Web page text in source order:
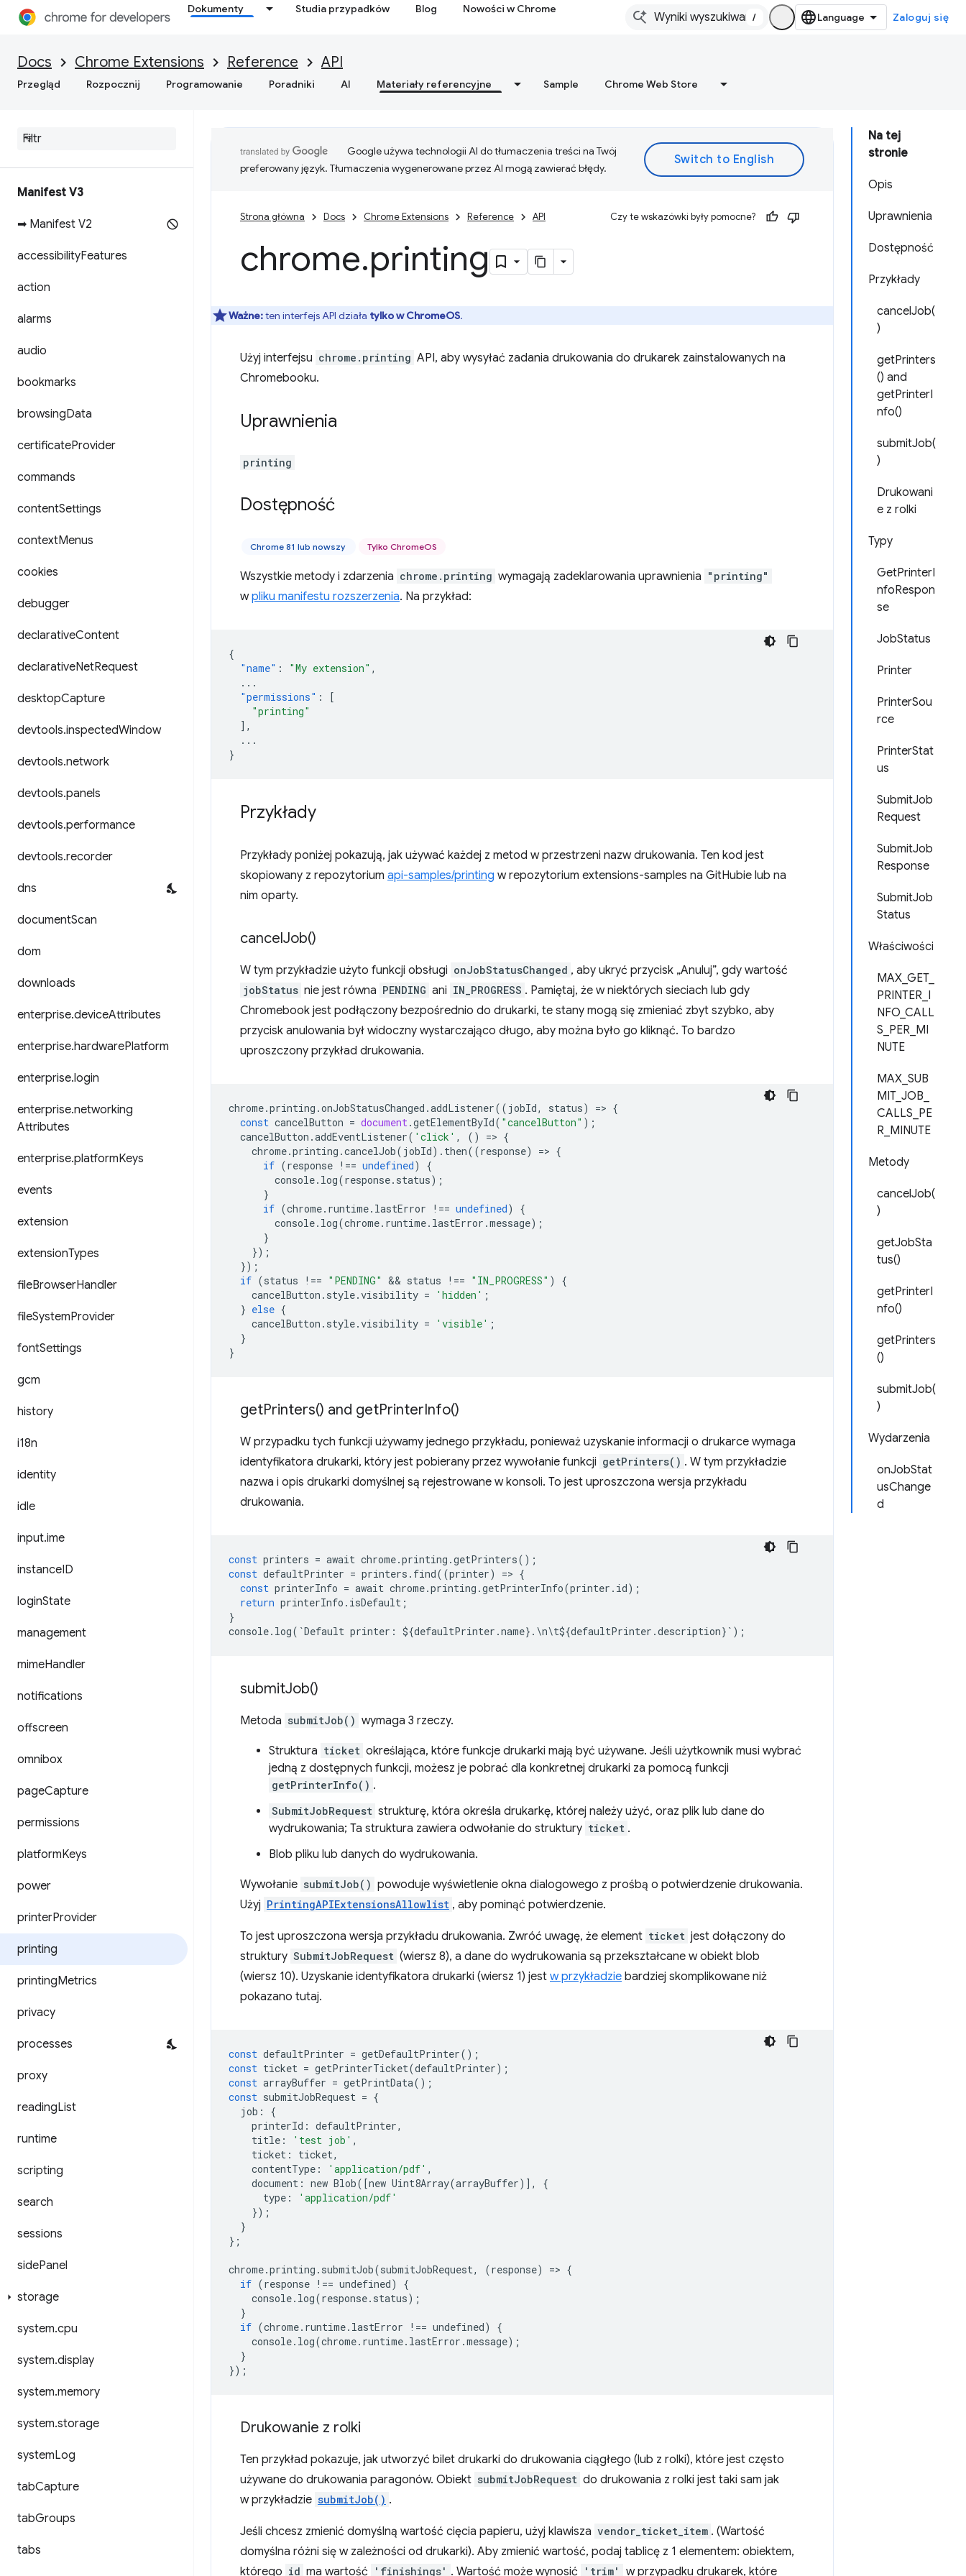
Dokumenty Studia przypadków Blog Nowości w Chrome
/ Zaloguj się
Docs Chrome Extensions Reference API
Przegląd Rozpocznij Programowanie Poradniki AI Materiały referencyjne Sample Chrome Web Store
Manifest V3
➡ Manifest V2
accessibilityFeatures
action
alarms
audio
bookmarks
browsingData
certificateProvider
commands
contentSettings
contextMenus
cookies
debugger
declarativeContent
declarativeNetRequest
desktopCapture
devtools.inspectedWindow
devtools.network
devtools.panels
devtools.performance
devtools.recorder
dns
documentScan
dom
downloads
enterprise.deviceAttributes
enterprise.hardwarePlatform
enterprise.login
enterprise.networking
Attributes
enterprise.platformKeys
events
extension
extensionTypes
fileBrowserHandler
fileSystemProvider
fontSettings
gcm
history
i18n
identity
idle
input.ime
instanceID
loginState
management
mimeHandler
notifications
offscreen
omnibox
pageCapture
permissions
platformKeys
power
printerProvider
printing
printingMetrics
privacy
processes
proxy
readingList
runtime
scripting
search
sessions
sidePanel
storage
system.cpu
system.display
system.memory
system.storage
systemLog
tabCapture
tabGroups
tabs
Na tej
stronie
Opis
Uprawnienia
Dostępność
Przykłady
cancelJob(
)
getPrinters
() and
getPrinterI
nfo()
submitJob(
)
Drukowani
e z rolki
Typy
GetPrinterI
nfoRespon
se
JobStatus
Printer
PrinterSou
rce
PrinterStat
us
SubmitJob
Request
SubmitJob
Response
SubmitJob
Status
Właściwości
MAX_GET_
PRINTER_I
NFO_CALL
S_PER_MI
NUTE
MAX_SUB
MIT_JOB_
CALLS_PE
R_MINUTE
Metody
cancelJob(
)
getJobSta
tus()
getPrinterI
nfo()
getPrinters
()
submitJob(
)
Wydarzenia
onJobStat
usChange
d
Google używa technologii AI do tłumaczenia treści na Twój
preferowany język. Tłumaczenia wygenerowane przez AI mogą zawierać błędy.
Strona główna Docs Chrome Extensions Reference API Czy te wskazówki były pomocne?
chrome.printing
Ważne:ten interfejs API działa tylko w ChromeOS.
Użyj interfejsu chrome.printing API, aby wysyłać zadania drukowania do drukarek zainstalowanych na
Chromebooku.
Uprawnienia
printing
Dostępność
Chrome 81 lub nowszy Tylko ChromeOS
Wszystkie metody i zdarzenia chrome.printing wymagają zadeklarowania uprawnienia "printing"
wpliku manifestu rozszerzenia. Na przykład:
{
"name" : "My extension" ,
...
"permissions" :
[
"printing"
],
...
}
Przykłady
Przykłady poniżej pokazują, jak używać każdej z metod w przestrzeni nazw drukowania. Ten kod jest
skopiowany z repozytorium api-samples/printing w repozytorium extensions-samples na GitHubie lub na
nim oparty.
cancelJob()
W tym przykładzie użyto funkcji obsługi onJobStatusChanged , aby ukryć przycisk „Anuluj”, gdy wartość
jobStatus nie jest równa PENDING ani IN_PROGRESS . Pamiętaj, że w niektórych sieciach lub gdy
Chromebook jest podłączony bezpośrednio do drukarki, te stany mogą się zmieniać zbyt szybko, aby
przycisk anulowania był widoczny wystarczająco długo, aby można było go kliknąć. To bardzo
uproszczony przykład drukowania.
chrome.printing .onJobStatusChanged .addListener(( jobId, status) => {
const cancelButton = document.getElementById( "cancelButton" );
cancelButton .addEventListener( 'click' , () => {
chrome.printing .cancelJob( jobId). then((response) => {
if (response !== undefined)
{
console. log(response. status);
}
if (chrome. runtime. lastError !== undefined)
{
console. log(chrome. runtime. lastError .message);
}
});
});
if (status !== "PENDING" && status !== "IN_PROGRESS" )
{
cancelButton . style.visibility = 'hidden' ;
} else {
cancelButton . style.visibility = 'visible' ;
}
}
getPrinters() and getPrinterInfo()
W przypadku tych funkcji używamy jednego przykładu, ponieważ uzyskanie informacji o drukarce wymaga
identyfikatora drukarki, który jest pobierany przez wywołanie funkcji getPrinters() . W tym przykładzie
nazwa i opis drukarki domyślnej są rejestrowane w konsoli. To jest uproszczona wersja przykładu
drukowania.
const printers = await chrome.printing .getPrinters();
const defaultPrinter = printers . find((printer) => {
const printerInfo = await chrome.printing .getPrinterInfo(printer . id);
return printerInfo . isDefault ;
}
console. log( `Default printer : ${defaultPrinter .name} . \n\t${defaultPrinter .description} ` );
submitJob()
Metoda submitJob() wymaga 3 rzeczy.
Struktura ticket określająca, które funkcje drukarki mają być używane. Jeśli użytkownik musi wybrać
jedną z dostępnych funkcji, możesz je pobrać dla konkretnej drukarki za pomocą funkcji
getPrinterInfo() .
SubmitJobRequest strukturę, która określa drukarkę, której należy użyć, oraz plik lub dane do
wydrukowania; Ta struktura zawiera odwołanie do struktury ticket .
Blob pliku lub danych do wydrukowania.
Wywołanie submitJob() powoduje wyświetlenie okna dialogowego z prośbą o potwierdzenie drukowania.
Użyj PrintingAPIExtensionsAllowlist , aby pominąć potwierdzenie.
To jest uproszczona wersja przykładu drukowania. Zwróć uwagę, że element ticket jest dołączony do
struktury SubmitJobRequest (wiersz 8), a dane do wydrukowania są przekształcane w obiekt blob
(wiersz 10). Uzyskanie identyfikatora drukarki (wiersz 1) jest w przykładzie bardziej skomplikowane niż
pokazano tutaj.
const defaultPrinter = getDefaultPrinter();
const ticket = getPrinterTicket(defaultPrinter);
const arrayBuffer = getPrintData();
const submitJobRequest = {
job :
{
printerId : defaultPrinter,
title : 'test job' ,
ticket : ticket,
contentType : 'application/pdf' ,
document : new Blob([new Uint8Array(arrayBuffer)],
{
type :
'application/pdf'
});
}
};
chrome.printing . submitJob(submitJobRequest, (response) => {
if (response !== undefined)
{
console. log(response. status);
}
if (chrome. runtime. lastError !== undefined)
{
console. log(chrome. runtime. lastError .message);
}
});
Drukowanie z rolki
Ten przykład pokazuje, jak utworzyć bilet drukarki do drukowania ciągłego (lub z rolki), które jest często
używane do drukowania paragonów. Obiekt submitJobRequest do drukowania z rolki jest taki sam jak
w przykładzie submitJob() .
Jeśli chcesz zmienić domyślną wartość cięcia papieru, użyj klawisza vendor_ticket_item . (Wartość
domyślna różni się w zależności od drukarki). Aby zmienić wartość, podaj tablicę z 1 elementem: obiektem,
którego id ma wartość 'finishings' . Wartość może wynosić 'trim' w przypadku drukarek, które